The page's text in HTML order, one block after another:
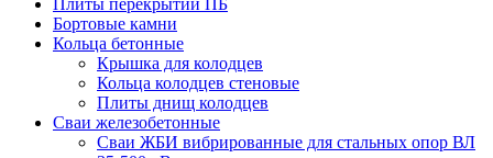
Плиты перекрытий ПБ
Бортовые камни
Кольца бетонные
Крышка для колодцев
Кольца колодцев стеновые
Плиты днищ колодцев
Сваи железобетонные
Сваи ЖБИ вибрированные для стальных опор ВЛ